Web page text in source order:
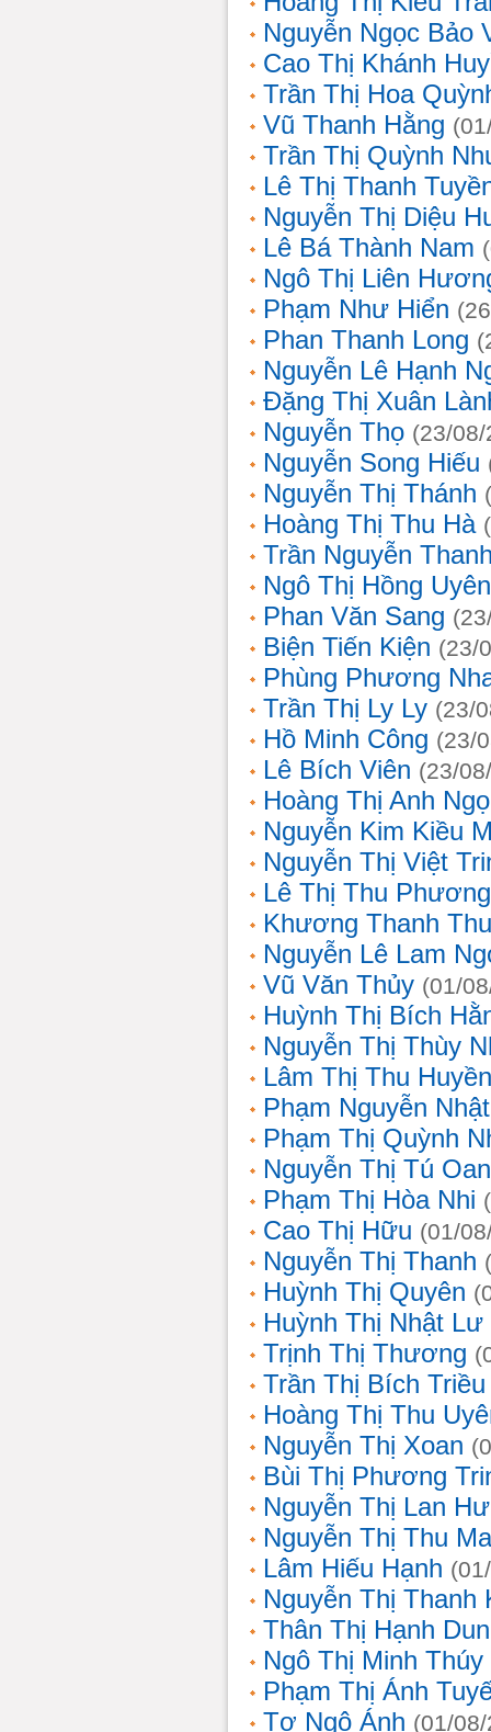
Nguyễn Ngọc Bảo
Cao Thị Khánh
Trần Thị Hoa
Vũ Thanh Hằng
Trần Thị Quỳnh
Lê Thị Thanh
Nguyễn Thị Diệu
Lê Bá Thành Nam
Ngô Thị Liên
Phạm Như Hiển
Phan Thanh Long
Nguyễn Lê Hạnh
Đặng Thị Xuân
Nguyễn Thọ (23/
Nguyễn Song Hiếu
Nguyễn Thị Thánh
Hoàng Thị Thu Hà
Trần Nguyễn
Ngô Thị Hồng Uyên
Phan Văn Sang
Biện Tiến Kiện (23/
Phùng Phương
Trần Thị Ly Ly (23/
Hồ Minh Công (23/
Lê Bích Viên (23/
Hoàng Thị Anh
Nguyễn Kim Kiều
Nguyễn Thị Việt
Lê Thị Thu Phương
Khương Thanh
Nguyễn Lê Lam
Vũ Văn Thủy (01/
Huỳnh Thị Bích
Nguyễn Thị Thùy
Lâm Thị Thu Huyền
Phạm Nguyễn
Phạm Thị Quỳnh
Nguyễn Thị Tú
Phạm Thị Hòa Nhi
Cao Thị Hữu (01/
Nguyễn Thị Thanh
Huỳnh Thị Quyên
Huỳnh Thị Nhật Lư
Trịnh Thị Thương
Trần Thị Bích Triều
Hoàng Thị Thu
Nguyễn Thị Xoan
Bùi Thị Phương
Nguyễn Thị Lan
Nguyễn Thị Thu
Lâm Hiếu Hạnh
Nguyễn Thị Thanh
Thân Thị Hạnh
Ngô Thị Minh Thúy
Phạm Thị Ánh
Tơ Ngô Ánh (01/